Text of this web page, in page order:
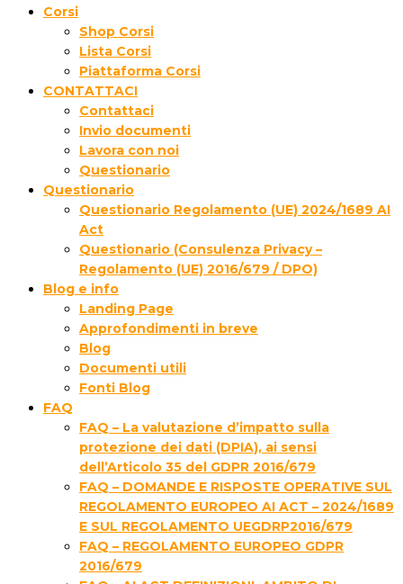
Corsi
Shop Corsi
Lista Corsi
Piattaforma Corsi
CONTATTACI
Contattaci
Invio documenti
Lavora con noi
Questionario
Questionario
Questionario Regolamento (UE) 2024/1689 AI
Act
Questionario (Consulenza Privacy –
Regolamento (UE) 2016/679 / DPO)
Blog e info
Landing Page
Approfondimenti in breve
Blog
Documenti utili
Fonti Blog
FAQ
FAQ – La valutazione d’impatto sulla
protezione dei dati (DPIA), ai sensi
dell’Articolo 35 del GDPR 2016/679
FAQ – DOMANDE E RISPOSTE OPERATIVE SUL
REGOLAMENTO EUROPEO AI ACT – 2024/1689
E SUL REGOLAMENTO UEGDRP2016/679
FAQ – REGOLAMENTO EUROPEO GDPR
2016/679